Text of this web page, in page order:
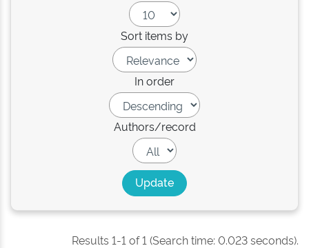
Sort items by
In order
Authors/record
Results 1-1 of 1 (Search time: 0.023 seconds).